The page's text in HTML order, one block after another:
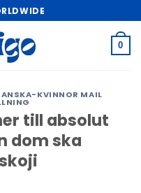
0
KVINNOR MAIL
till absolut
dom ska